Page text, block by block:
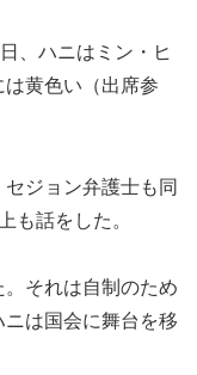
、ハニはミン・ヒ
黄色い（出席参
ジョン弁護士も同
も話をした。
それは自制のため
は国会に舞台を移